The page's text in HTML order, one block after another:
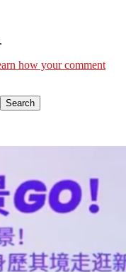
how your comment
Search